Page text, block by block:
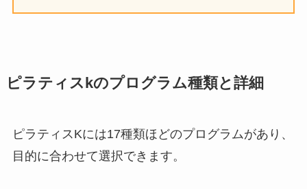
ピラティスkのプログラム種類と詳細
ピラティスKには17種類ほどのプログラムがあり、
目的に合わせて選択できます。